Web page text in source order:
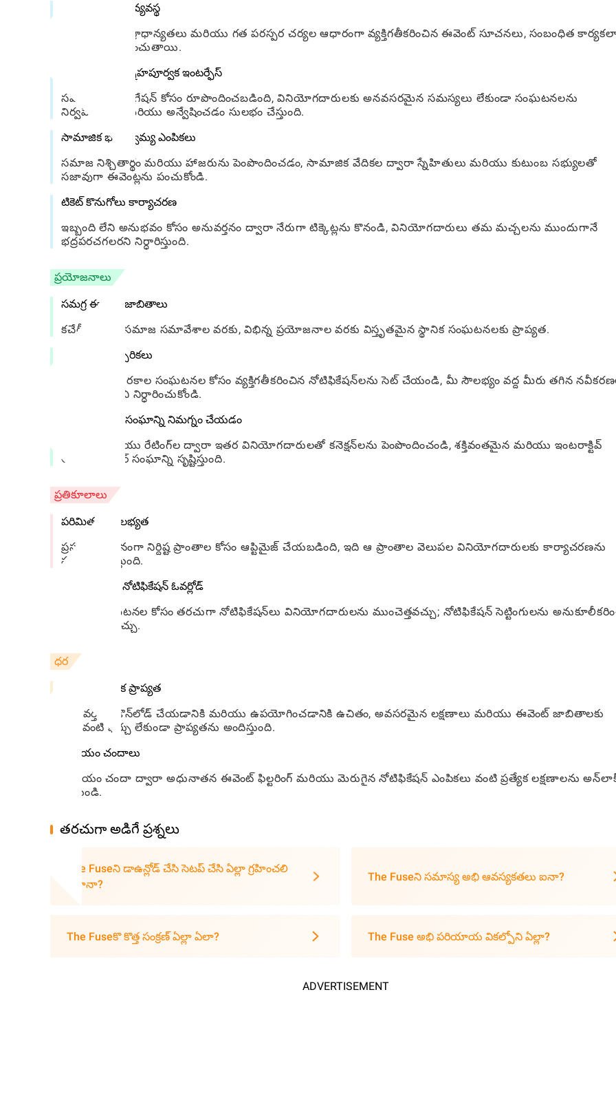
ఈవెంట్ సిఫార్సు వ్యవస్థ
వినియోగదారు ప్రాధాన్యతలు మరియు గత పరస్పర చర్యల ఆధారంగా వ్యక్తిగతీకరించిన ఈవెంట్ సూచనలు, సంబంధిత
ఆవిష్కరణను పెంచుతాయి.
వినియోగదారు-స్నేహపూర్వక ఇంటర్ఫేస్
సహజమైన నావిగేషన్ కోసం రూపొందించబడింది, వినియోగదారులకు అనవసరమైన సమస్యలు లేకుండా సంఘటనలను
నిర్వహించడం మరియు అన్వేషించడం సులభం చేస్తుంది.
సామాజిక భాగస్వామ్య ఎంపికలు
సమాజ నిశ్చితార్థం మరియు హాజరును పెంపొందించడం, సామాజిక వేదికల ద్వారా స్నేహితులు మరియు కుటుంబ సభ్యులతో
సజావుగా ఈవెంట్లను పంచుకోండి.
టికెట్ కొనుగోలు కార్యాచరణ
ఇబ్బంది లేని అనుభవం కోసం అనువర్తనం ద్వారా నేరుగా టిక్కెట్లను కొనండి, వినియోగదారులు తమ మచ్చలను ముందుగానే
భద్రపరచగలరని నిర్ధారిస్తుంది.
ప్రయోజనాలు
సమగ్ర ఈవెంట్ జాబితాలు
కచేరీల నుండి సమాజ సమావేశాల వరకు, విభిన్న ప్రయోజనాల వరకు విస్తృతమైన స్థానిక సంఘటనలకు ప్రాప్యత.
అనుకూల హెచ్చరికలు
మీకు ఇష్టమైన రకాల సంఘటనల కోసం వ్యక్తిగతీకరించిన నోటిఫికేషన్‌లను సెట్ చేయండి, మీ సౌలభ్యం వద్ద మీరు తగిన
అందుకున్నారని నిర్ధారించుకోండి.
వినియోగదారు సంఘాన్ని నిమగ్నం చేయడం
సమీక్షలు మరియు రేటింగ్‌ల ద్వారా ఇతర వినియోగదారులతో కనెక్షన్‌లను పెంపొందించండి, శక్తివంతమైన మరియు ఇంటరాక్టివ్
ఈవెంట్-గోయర్ సంఘాన్ని సృష్టిస్తుంది.
ప్రతికూలాలు
పరిమిత స్థాన లభ్యత
ప్రస్తుతం ప్రధానంగా నిర్దిష్ట ప్రాంతాల కోసం ఆప్టిమైజ్ చేయబడింది, ఇది ఆ ప్రాంతాల వెలుపల వినియోగదారులకు కార్యాచరణను
పరిమితం చేస్తుంది.
సంభావ్య పుష్ నోటిఫికేషన్ ఓవర్లోడ్
బహుళ సంఘటనల కోసం తరచుగా నోటిఫికేషన్‌లు వినియోగదారులను ముంచెత్తవచ్చు; నోటిఫికేషన్ సెట్టింగులను
అవసరం కావచ్చు.
ధర
ఉచిత ప్రాథమిక ప్రాప్యత
అనువర్తనం డౌన్‌లోడ్ చేయడానికి మరియు ఉపయోగించడానికి ఉచితం, అవసరమైన లక్షణాలు మరియు ఈవెంట్ జాబితాలకు
ఎటువంటి ఖర్చు లేకుండా ప్రాప్యతను అందిస్తుంది.
ప్రీమియం చందాలు
ప్రీమియం చందా ద్వారా అధునాతన ఈవెంట్ ఫిల్టరింగ్ మరియు మెరుగైన నోటిఫికేషన్ ఎంపికలు వంటి ప్రత్యేక లక్షణాలను
చేయండి.
తరచుగా అడిగే ప్రశ్నలు
The Fuseని డాఉన్లోడ్ చేసి సెటప్ చేసి ఏల్లా గ్రహించలి
విదానా?
The Fuseని సమాస్య అభి ఆవస్యకతలు ఐనా?
The Fuseకొ కొత్త సంక్రణ్ ఏల్లా ఏలా? The Fuse అభి పరియాయ వికల్పోని ఏల్లా?
ADVERTISEMENT